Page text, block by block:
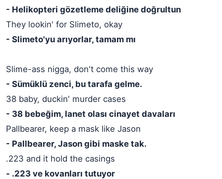
- Helikopteri gözetleme deliğine doğrultun
They lookin' for Slimeto, okay
- Slimeto'yu arıyorlar, tamam mı
Slime-ass nigga, don't come this way
- Sümüklü zenci, bu tarafa gelme.
38 baby, duckin' murder cases
- 38 bebeğim, lanet olası cinayet davaları
Pallbearer, keep a mask like Jason
- Pallbearer, Jason gibi maske tak.
.223 and it hold the casings
- .223 ve kovanları tutuyor